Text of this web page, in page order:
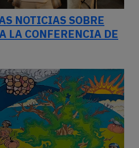
NOTICIAS SOBRE
LA CONFERENCIA DE